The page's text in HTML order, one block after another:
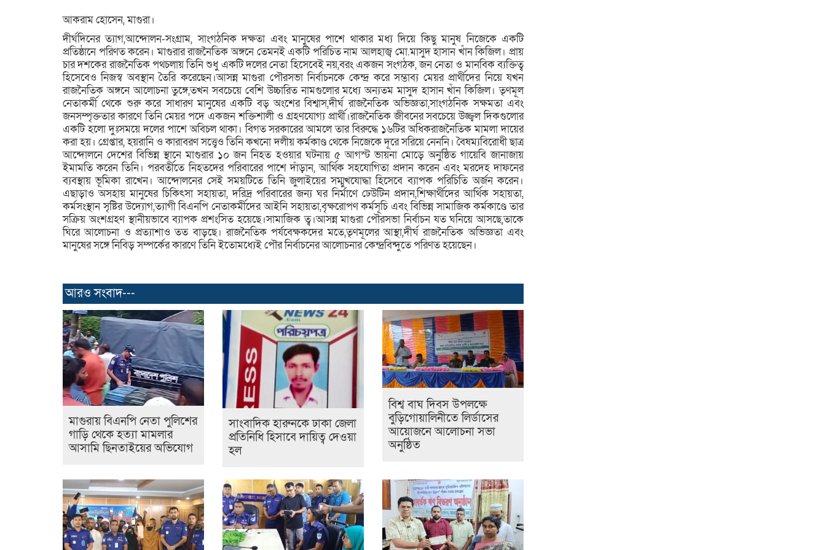
আকরাম হোসেন, মাগুরা।
দীর্ঘদিনের ত্যাগ,আন্দোলন-সংগ্রাম, সাংগঠনিক দক্ষতা এবং মানুষের পাশে থাকার মধ্য দিয়ে কিছু মানুষ নিজেকে একটি
প্রতিষ্ঠানে পরিণত করেন। মাগুরার রাজনৈতিক অঙ্গনে তেমনই একটি পরিচিত নাম আলহাজ্ব মো.মাসুদ হাসান খাঁন কিজিল। প্রায়
চার দশকের রাজনৈতিক পথচলায় তিনি শুধু একটি দলের নেতা হিসেবেই নয়,বরং একজন সংগঠক, জন নেতা ও মানবিক ব্যক্তিত্ব
হিসেবেও নিজস্ব অবস্থান তৈরি করেছেন।আসন্ন মাগুরা পৌরসভা নির্বাচনকে কেন্দ্র করে সম্ভাব্য মেয়র প্রার্থীদের নিয়ে যখন
রাজনৈতিক অঙ্গনে আলোচনা তুঙ্গে,তখন সবচেয়ে বেশি উচ্চারিত নামগুলোর মধ্যে অন্যতম মাসুদ হাসান খাঁন কিজিল। তৃণমূল
নেতাকর্মী থেকে শুরু করে সাধারণ মানুষের একটি বড় অংশের বিশ্বাস,দীর্ঘ রাজনৈতিক অভিজ্ঞতা,সাংগঠনিক সক্ষমতা এবং
জনসম্পৃক্ততার কারণে তিনি মেয়র পদে একজন শক্তিশালী ও গ্রহণযোগ্য প্রার্থী।রাজনৈতিক জীবনের সবচেয়ে উজ্জ্বল দিকগুলোর
একটি হলো দুঃসময়ে দলের পাশে অবিচল থাকা। বিগত সরকারের আমলে তার বিরুদ্ধে ১৬টির অধিকরাজনৈতিক মামলা দায়ের
করা হয়। গ্রেপ্তার, হয়রানি ও কারাবরণ সত্ত্বেও তিনি কখনো দলীয় কর্মকাণ্ড থেকে নিজেকে দূরে সরিয়ে নেননি। বৈষম্যবিরোধী ছাত্র
আন্দোলনে দেশের বিভিন্ন স্থানে মাগুরার ১০ জন নিহত হওয়ার ঘটনায় ৫ আগস্ট ভায়না মোড়ে অনুষ্ঠিত গায়েবি জানাজায়
ইমামতি করেন তিনি। পরবর্তীতে নিহতদের পরিবারের পাশে দাঁড়ান, আর্থিক সহযোগিতা প্রদান করেন এবং মরদেহ দাফনের
ব্যবস্থায় ভূমিকা রাখেন। আন্দোলনের সেই সময়টিতে তিনি জুলাইয়ের সম্মুখযোদ্ধা হিসেবে ব্যাপক পরিচিতি অর্জন করেন।
এছাড়াও অসহায় মানুষের চিকিৎসা সহায়তা, দরিদ্র পরিবারের জন্য ঘর নির্মাণে ঢেউটিন প্রদান,শিক্ষার্থীদের আর্থিক সহায়তা,
কর্মসংস্থান সৃষ্টির উদ্যোগ,ত্যাগী বিএনপি নেতাকর্মীদের আইনি সহায়তা,বৃক্ষরোপণ কর্মসূচি এবং বিভিন্ন সামাজিক কর্মকাণ্ডে তার
সক্রিয় অংশগ্রহণ স্থানীয়ভাবে ব্যাপক প্রশংসিত হয়েছে।সামাজিক ত্ব।আসন্ন মাগুরা পৌরসভা নির্বাচন যত ঘনিয়ে আসছে,তাকে
ঘিরে আলোচনা ও প্রত্যাশাও তত বাড়ছে। রাজনৈতিক পর্যবেক্ষকদের মতে,তৃণমূলের আস্থা,দীর্ঘ রাজনৈতিক অভিজ্ঞতা এবং
মানুষের সঙ্গে নিবিড় সম্পর্কের কারণে তিনি ইতোমধ্যেই পৌর নির্বাচনের আলোচনার কেন্দ্রবিন্দুতে পরিণত হয়েছেন।
আরও সংবাদ---
মাগুরায় বিএনপি নেতা পুলিশের
গাড়ি থেকে হত্যা মামলার
আসামি ছিনতাইয়ের অভিযোগ
সাংবাদিক হারুনকে ঢাকা জেলা
প্রতিনিধি হিসাবে দায়িত্ব দেওয়া
হল
বিশ্ব বাঘ দিবস উপলক্ষে
বুড়িগোয়ালিনীতে লির্ডাসের
আয়োজনে আলোচনা সভা
অনুষ্ঠিত